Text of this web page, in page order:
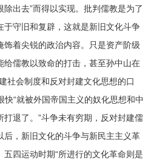
出去”而得以实现。批判儒教是为了
守旧和复辟，这就是新旧文化斗争
着尖锐的政治内容。只是资产阶级
儒教以致命的打击，甚至孙中山在
社会制度和反对封建文化思想的口
快“就被外国帝国主义的奴化思想和中
退了。”斗争未有穷期，反对封建儒
，新旧文化的斗争与新民主主义革
四运动时期“所进行的文化革命则是